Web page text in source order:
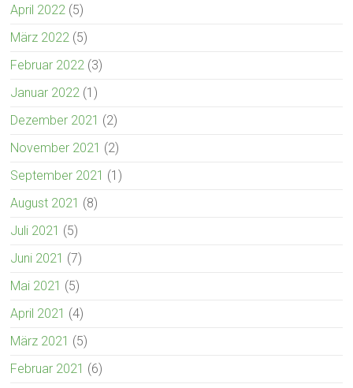
April 2022 (5)
März 2022 (5)
Februar 2022 (3)
Januar 2022 (1)
Dezember 2021 (2)
November 2021 (2)
September 2021 (1)
August 2021 (8)
Juli 2021 (5)
Juni 2021 (7)
Mai 2021 (5)
April 2021 (4)
März 2021 (5)
Februar 2021 (6)